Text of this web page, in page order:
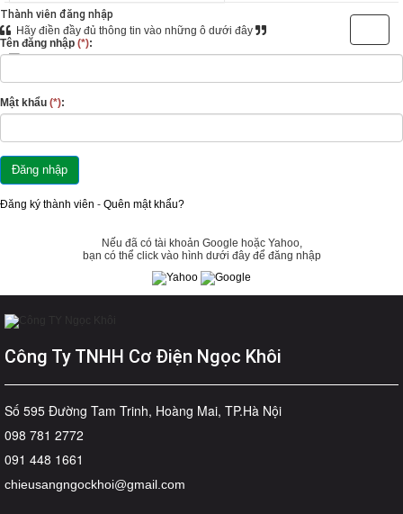
Hotline: 0987812772 - 0914481661
Thành viên đăng nhập
Hãy điền đầy đủ thông tin vào những ô dưới đây
Tên đăng nhập (*):
Mật khẩu (*):
Đăng ký thành viên - Quên mật khẩu?
Nếu đã có tài khoản Google hoặc Yahoo,
bạn có thể click vào hình dưới đây để đăng nhập
Công Ty TNHH Cơ Điện Ngọc Khôi
Số 595 Đường Tam Trinh, Hoàng Mai, TP.Hà Nội
098 781 2772
091 448 1661
chieusangngockhoi@gmail.com